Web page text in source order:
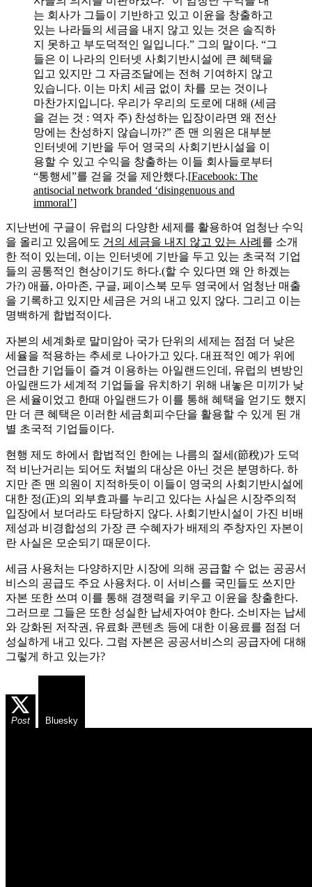
는 회사가 그들이 기반하고 있고 이윤을 창출하고
있는 나라들의 세금을 내지 않고 있는 것은 솔직하
지 못하고 부도덕적인 일입니다.” 그의 말이다. “그
들은 이 나라의 인터넷 사회기반시설에 큰 혜택을
입고 있지만 그 자금조달에는 전혀 기여하지 않고
있습니다. 이는 마치 세금 없이 차를 모는 것이나
마찬가지입니다. 우리가 우리의 도로에 대해 (세금
을 걷는 것 : 역자 주) 찬성하는 입장이라면 왜 전산
망에는 찬성하지 않습니까?” 존 맨 의원은 대부분
인터넷에 기반을 두어 영국의 사회기반시설을 이
용할 수 있고 수익을 창출하는 이들 회사들로부터
“통행세”를 걷을 것을 제안했다.[Facebook: The
antisocial network branded ‘disingenuous and
immoral’]
지난번에 구글이 유럽의 다양한 세제를 활용하여 엄청난 수익
을 올리고 있음에도 거의 세금을 내지 않고 있는 사례 를 소개
한 적이 있는데, 이는 인터넷에 기반을 두고 있는 초국적 기업
들의 공통적인 현상이기도 하다.(할 수 있다면 왜 안 하겠는
가?) 애플, 아마존, 구글, 페이스북 모두 영국에서 엄청난 매출
을 기록하고 있지만 세금은 거의 내고 있지 않다. 그리고 이는
명백하게 합법적이다.
자본의 세계화로 말미암아 국가 단위의 세제는 점점 더 낮은
세율을 적용하는 추세로 나아가고 있다. 대표적인 예가 위에
언급한 기업들이 즐겨 이용하는 아일랜드인데, 유럽의 변방인
아일랜드가 세계적 기업들을 유치하기 위해 내놓은 미끼가 낮
은 세율이었고 한때 아일랜드가 이를 통해 혜택을 얻기도 했지
만 더 큰 혜택은 이러한 세금회피수단을 활용할 수 있게 된 개
별 초국적 기업들이다.
현행 제도 하에서 합법적인 한에는 나름의 절세(節稅)가 도덕
적 비난거리는 되어도 처벌의 대상은 아닌 것은 분명하다. 하
지만 존 맨 의원이 지적하듯이 이들이 영국의 사회기반시설에
대한 정(正)의 외부효과를 누리고 있다는 사실은 시장주의적
입장에서 보더라도 타당하지 않다. 사회기반시설이 가진 비배
제성과 비경합성의 가장 큰 수혜자가 배제의 주창자인 자본이
란 사실은 모순되기 때문이다.
세금 사용처는 다양하지만 시장에 의해 공급할 수 없는 공공서
비스의 공급도 주요 사용처다. 이 서비스를 국민들도 쓰지만
자본 또한 쓰며 이를 통해 경쟁력을 키우고 이윤을 창출한다.
그러므로 그들은 또한 성실한 납세자여야 한다. 소비자는 납세
와 강화된 저작권, 유료화 콘텐츠 등에 대한 이용료를 점점 더
성실하게 내고 있다. 그럼 자본은 공공서비스의 공급자에 대해
그렇게 하고 있는가?
Post Bluesky